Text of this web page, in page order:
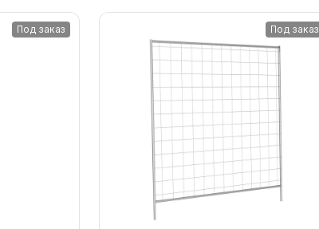
Подробнее
Под заказ Под заказ